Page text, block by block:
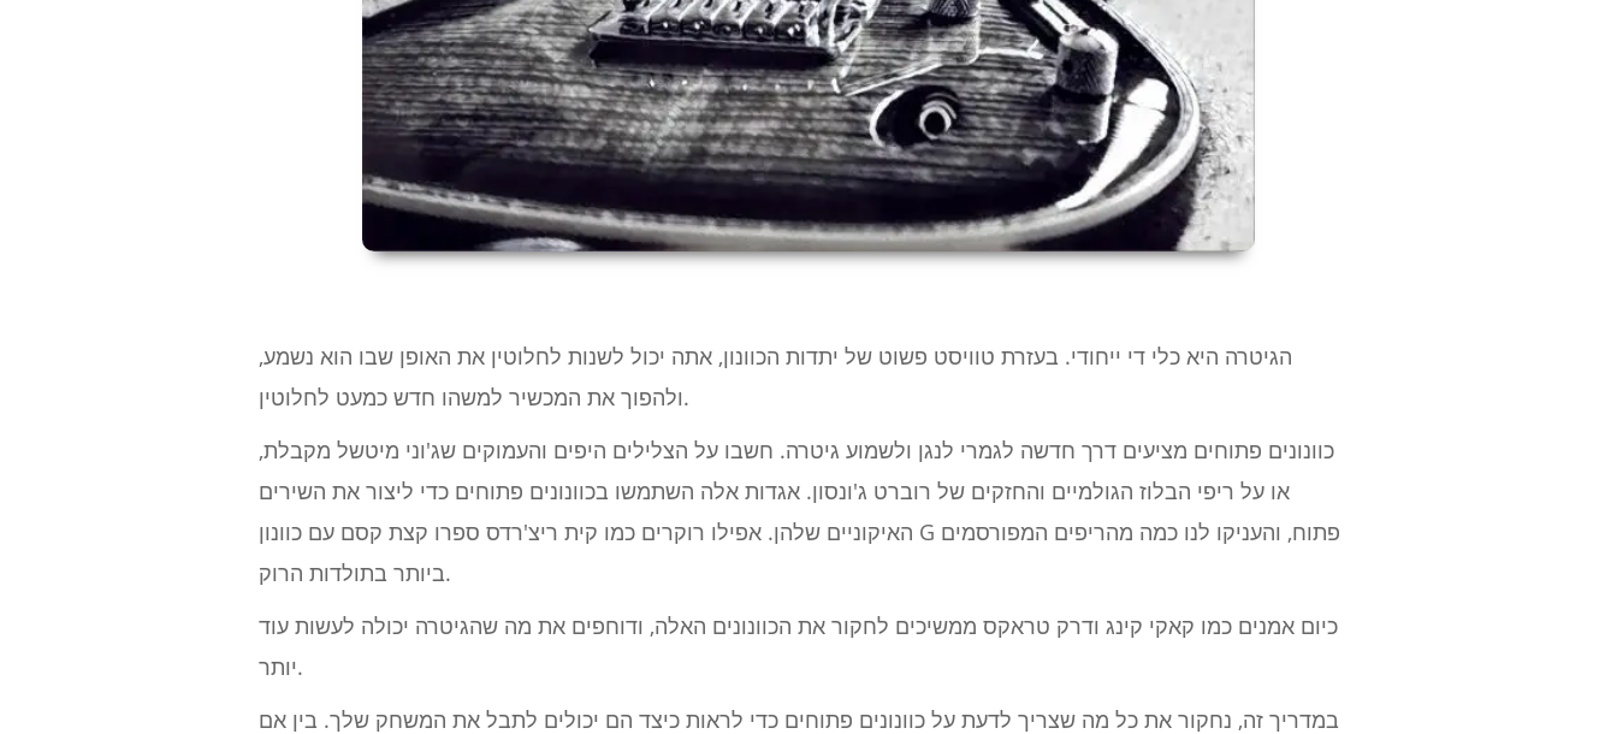
הגיטרה היא כלי די ייחודי. בעזרת טוויסט פשוט של יתדות הכוונון, אתה יכול לשנות לחלוטין את האופן שבו הוא נשמע,
ולהפוך את המכשיר למשהו חדש כמעט לחלוטין.
כוונונים פתוחים מציעים דרך חדשה לגמרי לנגן ולשמוע גיטרה. חשבו על הצלילים היפים והעמוקים שג'וני מיטשל מקבלת,
או על ריפי הבלוז הגולמיים והחזקים של רוברט ג'ונסון. אגדות אלה השתמשו בכוונונים פתוחים כדי ליצור את השירים
האיקוניים שלהן. אפילו רוקרים כמו קית ריצ'רדס ספרו קצת קסם עם כוונון G פתוח, והעניקו לנו כמה מהריפים המפורסמים
ביותר בתולדות הרוק.
כיום אמנים כמו קאקי קינג ודרק טראקס ממשיכים לחקור את הכוונונים האלה, ודוחפים את מה שהגיטרה יכולה לעשות עוד
יותר.
במדריך זה, נחקור את כל מה שצריך לדעת על כוונונים פתוחים כדי לראות כיצד הם יכולים לתבל את המשחק שלך. בין אם